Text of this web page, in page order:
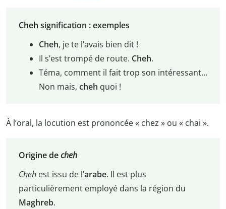
Cheh signification : exemples
Cheh, je te l’avais bien dit !
Il s’est trompé de route. Cheh.
Téma, comment il fait trop son intéressant…
Non mais, cheh quoi !
À l’oral, la locution est prononcée « chez » ou « chai ».
Origine decheh
Chehest issu de l’arabe. Il est plus
particulièrement employé dans la région du
Maghreb.